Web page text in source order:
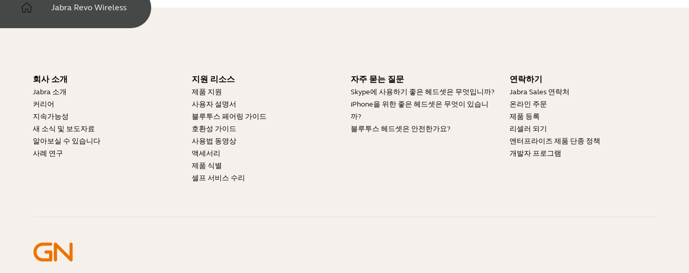
Jabra Revo Wireless
회사 소개
Jabra 소개
커리어
지속가능성
새 소식 및 보도자료
알아보실 수 있습니다
사례 연구
지원 리소스
제품 지원
사용자 설명서
블루투스 페어링 가이드
호환성 가이드
사용법 동영상
액세서리
제품 식별
셀프 서비스 수리
자주 묻는 질문
Skype에 사용하기 좋은 헤드셋은 무엇입니까?
iPhone을 위한 좋은 헤드셋은 무엇이 있습니
까?
블루투스 헤드셋은 안전한가요?
연락하기
Jabra Sales 연락처
온라인 주문
제품 등록
리셀러 되기
엔터프라이즈 제품 단종 정책
개발자 프로그램